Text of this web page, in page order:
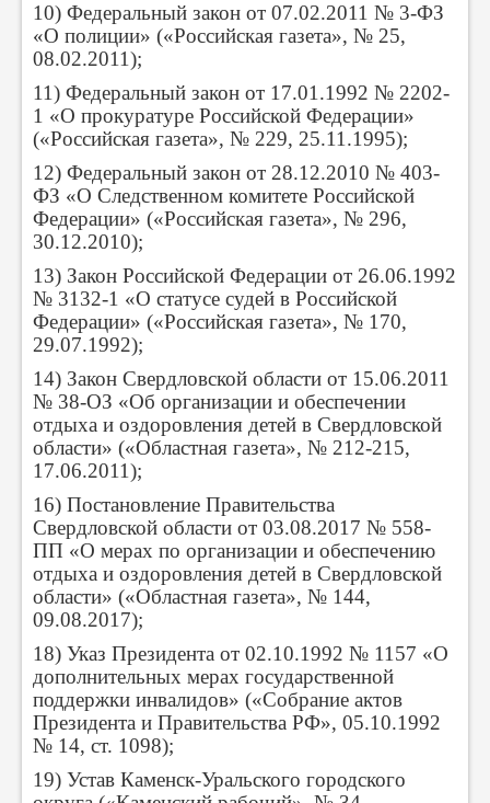
10) Федеральный закон от 07.02.2011 № 3-ФЗ
«О полиции» («Российская газета», № 25,
08.02.2011);
11) Федеральный закон от 17.01.1992 № 2202-
1 «О прокуратуре Российской Федерации»
(«Российская газета», № 229, 25.11.1995);
12) Федеральный закон от 28.12.2010 № 403-
ФЗ «О Следственном комитете Российской
Федерации» («Российская газета», № 296,
30.12.2010);
13) Закон Российской Федерации от 26.06.1992
№ 3132-1 «О статусе судей в Российской
Федерации» («Российская газета», № 170,
29.07.1992);
14) Закон Свердловской области от 15.06.2011
№ 38-ОЗ «Об организации и обеспечении
отдыха и оздоровления детей в Свердловской
области» («Областная газета», № 212-215,
17.06.2011);
16) Постановление Правительства
Свердловской области от 03.08.2017 № 558-
ПП «О мерах по организации и обеспечению
отдыха и оздоровления детей в Свердловской
области» («Областная газета», № 144,
09.08.2017);
18) Указ Президента от 02.10.1992 № 1157 «О
дополнительных мерах государственной
поддержки инвалидов» («Собрание актов
Президента и Правительства РФ», 05.10.1992
№ 14, ст. 1098);
19) Устав Каменск-Уральского городского